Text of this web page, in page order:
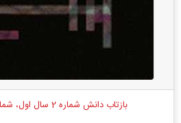
بازتاب دانش شماره 2 سال اول، شماره 2، زمستان 1385